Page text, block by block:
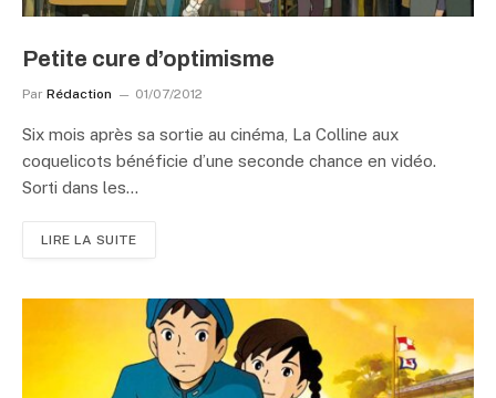
Petite cure d’optimisme
Par Rédaction 01/07/2012
Six mois après sa sortie au cinéma, La Colline aux
coquelicots bénéficie d’une seconde chance en vidéo.
Sorti dans les…
LIRE LA SUITE